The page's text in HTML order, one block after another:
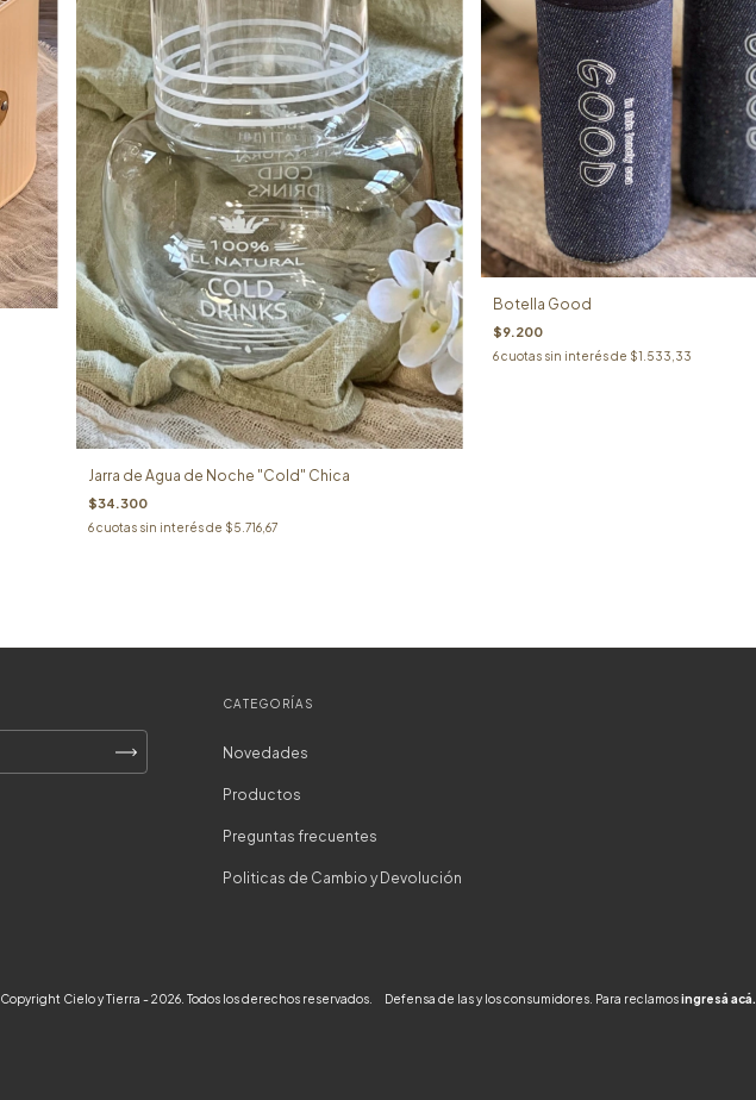
Jarra de Agua de Noche "Cold" Chica
$34.300
6cuotas sin interés de $5.716,67
Botella Good
$9.200
6 cuotas sin interés de $1.533,33
CATEGORÍAS
Novedades
Productos
Preguntas frecuentes
Politicas de Cambio y Devolución
Copyright Cielo y Tierra - 2026. Todos los derechos reservados. Defensa de las y los consumidores. Para reclamos ingresá acá.